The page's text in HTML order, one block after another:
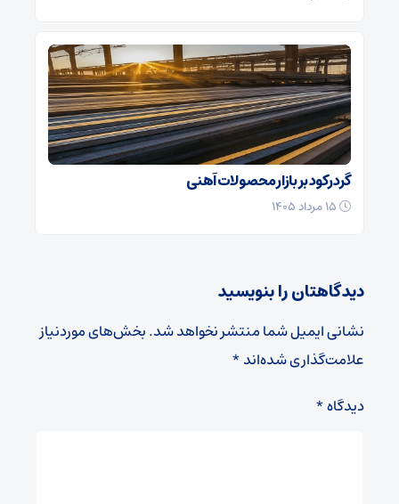
گرد رکود بر بازار محصولات آهنی
دیدگاهتان را بنویسید
نشانی ایمیل شما منتشر نخواهد شد.بخش‌های موردنیاز
علامت‌گذاری شده‌اند*
دیدگاه*